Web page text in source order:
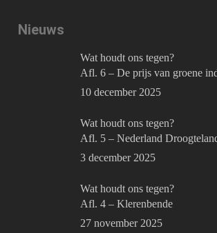
Nieuws
Wat houdt ons tegen?
Afl. 6 – De prijs van groene
10 december 2025
Wat houdt ons tegen?
Afl. 5 – Nederland
3 december 2025
Wat houdt ons tegen?
Afl. 4 – Klerenbende
27 november 2025